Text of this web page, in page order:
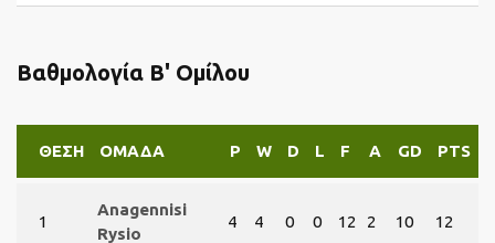
Βαθμολογία Β' Ομίλου
ΘΈΣΗ ΟΜΆΔΑ P W D L F A GD PTS
1
Anagennisi
Rysio
4 4 0 0 12 2 10 12